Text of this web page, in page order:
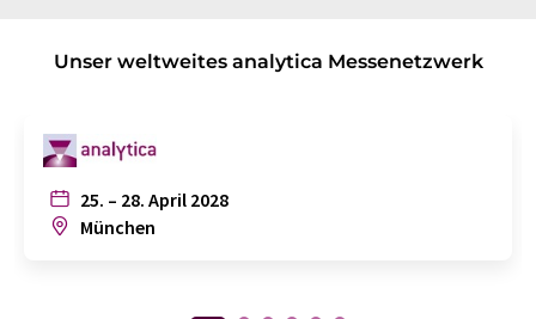
Unser weltweites analytica Messenetzwerk
25. – 28. April 2028
München